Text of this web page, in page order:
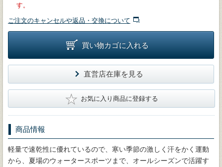
す。
ご注文のキャンセルや返品・交換について
買い物カゴに入れる
直営店在庫を見る
★ お気に入り商品に登録する
商品情報
軽量で速乾性に優れているので、寒い季節の激しく汗をかく運動
から、夏場のウォータースポーツまで、オールシーズンで活躍す